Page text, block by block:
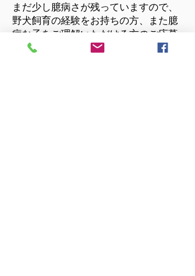
まだ少し臆病さが残っていますので、
野犬飼育の経験をお持ちの方、また臆
病な子をご理解いただける方のご応募
をお待ちしております。